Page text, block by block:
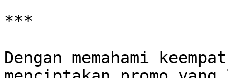
***
Dengan memahami